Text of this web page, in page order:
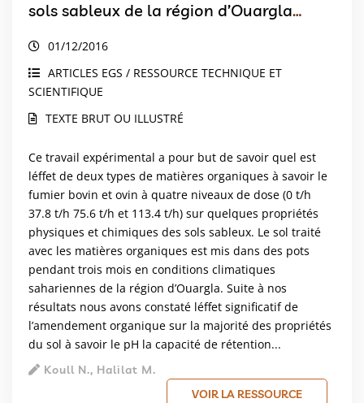
sols sableux de la région d’Ouargla
01/12/2016
ARTICLES EGS / RESSOURCE TECHNIQUE ET
SCIENTIFIQUE
TEXTE BRUT OU ILLUSTRÉ
Ce travail expérimental a pour but de savoir quel est
léffet de deux types de matières organiques à savoir le
fumier bovin et ovin à quatre niveaux de dose (0 t/h
37.8 t/h 75.6 t/h et 113.4 t/h) sur quelques propriétés
physiques et chimiques des sols sableux. Le sol traité
avec les matières organiques est mis dans des pots
pendant trois mois en conditions climatiques
sahariennes de la région d’Ouargla. Suite à nos
résultats nous avons constaté léffet significatif de
l’amendement organique sur la majorité des propriétés
du sol à savoir le pH la capacité de rétention...
Koull N., Halilat M.
VOIR LA RESSOURCE